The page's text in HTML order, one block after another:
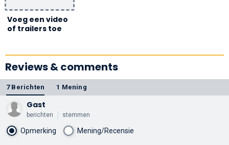
Voeg een video
of trailers toe
Reviews & comments
7 Berichten 1 Mening
Gast
berichten stemmen
Opmerking Mening/Recensie